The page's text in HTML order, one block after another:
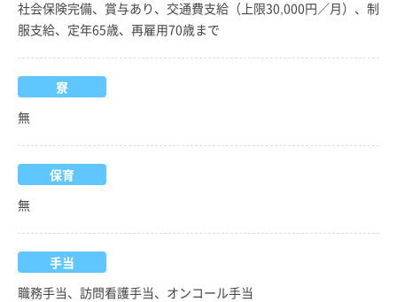
社会保険完備、賞与あり、交通費支給（上限30,000円／月）、制
服支給、定年65歳、再雇用70歳まで
寮
無
保育
無
手当
職務手当、訪問看護手当、オンコール手当